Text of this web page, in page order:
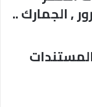
, الجمارك ..